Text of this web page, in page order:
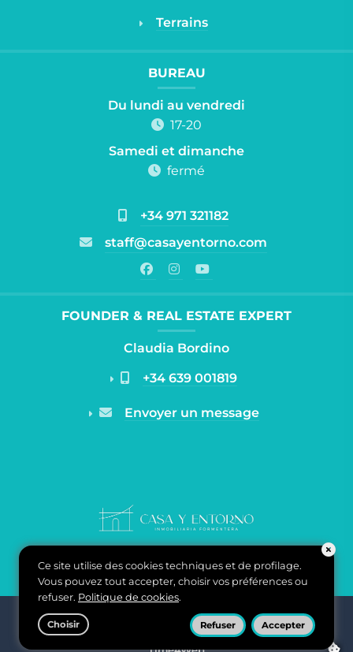
Terrains
BUREAU
Du lundi au vendredi
17-20
Samedi et dimanche
fermé
+34 971 321182
staff@casayentorno.com
FOUNDER & REAL ESTATE EXPERT
Claudia Bordino
+34 639 001819
Envoyer un message
Casa y Entorno Inmobiliaria di Claudia Bordino - Carrer de
ponent, n°2 07870 Puerto La Savina, Formentera, Baleares,
España -Politique de confidentialité-Politique de cookies
Ce site utilise des cookies techniques et de profilage.
Vous pouvez tout accepter, choisir vos préférences ou
refuser. Politique de cookies.
Choisir Refuser Accepter